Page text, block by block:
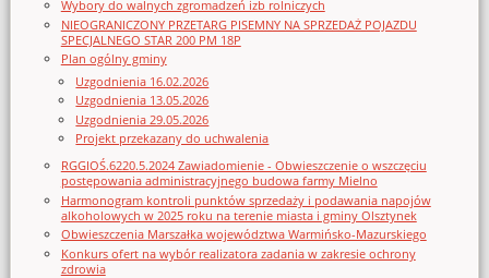
Wybory do walnych zgromadzeń izb rolniczych
NIEOGRANICZONY PRZETARG PISEMNY NA SPRZEDAŻ POJAZDU
SPECJALNEGO STAR 200 PM 18P
Plan ogólny gminy
Uzgodnienia 16.02.2026
Uzgodnienia 13.05.2026
Uzgodnienia 29.05.2026
Projekt przekazany do uchwalenia
RGGIOŚ.6220.5.2024 Zawiadomienie - Obwieszczenie o wszczęciu
postępowania administracyjnego budowa farmy Mielno
Harmonogram kontroli punktów sprzedaży i podawania napojów
alkoholowych w 2025 roku na terenie miasta i gminy Olsztynek
Obwieszczenia Marszałka województwa Warmińsko-Mazurskiego
Konkurs ofert na wybór realizatora zadania w zakresie ochrony
zdrowia